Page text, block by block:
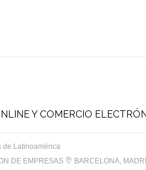
Y COMERCIO
de Latinoamérica
DE EMPRESAS
BARCELONA,